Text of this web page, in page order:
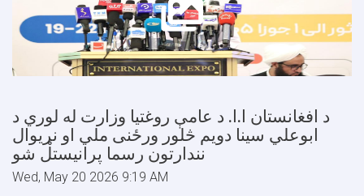
د افغانستان ا.ا. د عامې روغتیا وزارت له لوري د
ابوعلي سینا دویم څلور ورځنی ملي او نړیوال
نندارتون رسما پرانیستل شو
Wed, May 20 2026 9:19 AM